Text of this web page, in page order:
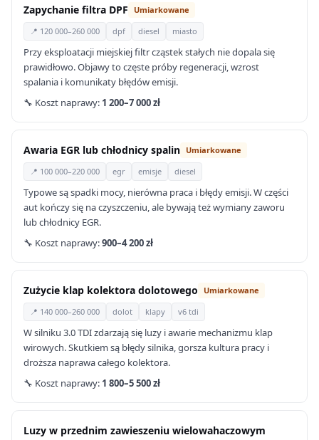
Zapychanie filtra DPF Umiarkowane
📍 120 000–260 000 dpf diesel miasto
Przy eksploatacji miejskiej filtr cząstek stałych nie dopala się
prawidłowo. Objawy to częste próby regeneracji, wzrost
spalania i komunikaty błędów emisji.
🔧 Koszt naprawy: 1 200–7 000 zł
Awaria EGR lub chłodnicy spalin Umiarkowane
📍 100 000–220 000 egr emisje diesel
Typowe są spadki mocy, nierówna praca i błędy emisji. W części
aut kończy się na czyszczeniu, ale bywają też wymiany zaworu
lub chłodnicy EGR.
🔧 Koszt naprawy:900–4 200 zł
Zużycie klap kolektora dolotowego Umiarkowane
📍 140 000–260 000 dolot klapy v6 tdi
W silniku 3.0 TDI zdarzają się luzy i awarie mechanizmu klap
wirowych. Skutkiem są błędy silnika, gorsza kultura pracy i
droższa naprawa całego kolektora.
🔧 Koszt naprawy: 1 800–5 500 zł
Luzy w przednim zawieszeniu wielowahaczowym